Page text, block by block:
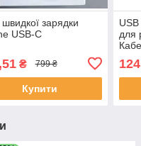
зарядки
USB-C
₴ 799 ₴
Купити
для